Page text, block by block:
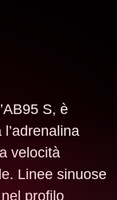
S, è
velocità
Linee sinuose
profilo